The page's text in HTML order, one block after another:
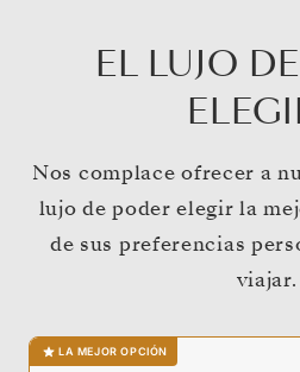
EL LUJO
Nos complace ofrecer a
lujo de poder elegir la
de sus preferencias
viajar.
LA MEJOR OPCIÓN